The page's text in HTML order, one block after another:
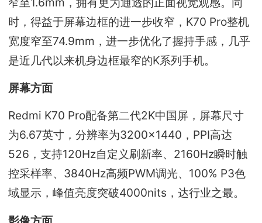
时，得益于屏幕边框的进一步收窄，K70 Pro整机
宽度窄至74.9mm，进一步优化了握持手感，几乎
是近几代以来机身边框最窄的K系列手机。
屏幕方面
Redmi K70 Pro配备第二代2K中国屏，屏幕尺寸
为6.67英寸，分辨率为3200×1440，PPI高达
526，支持120Hz自定义刷新率、2160Hz瞬时触
控采样率、3840Hz高频PWM调光、100% P3色
域显示，峰值亮度突破4000nits，达行业之最。